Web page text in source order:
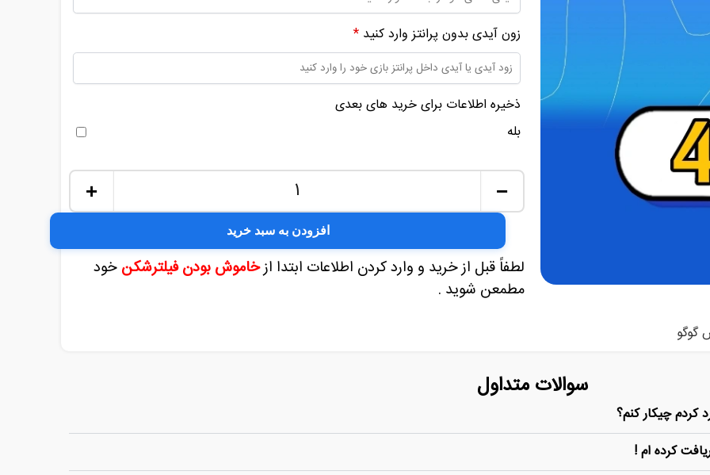
زون آیدی بدون پرانتز وارد کنید *
ذخیره اطلاعات برای خرید های بعدی
بله
−
+
افزودن به سبد خرید
لطفاً قبل از خرید و وارد کردن اطلاعات ابتدا ازخاموش بودن فیلترشکن خود
مطمعن شوید .
سوالات متداول
کردم چیکار کنم؟
کرده ام !